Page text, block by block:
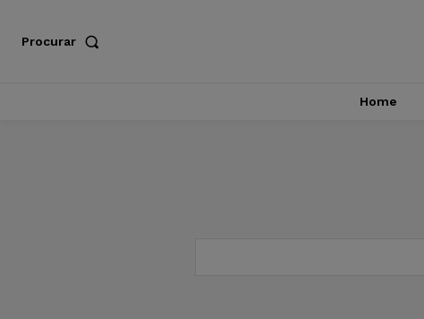
Procurar
Home